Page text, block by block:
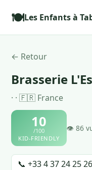
🍽️Les Enfants à
← Retour
Brasserie
· · 🇫🇷 France
10
/100
KID-FRIENDLY
👁 86
📞 +33 4 37 24 25 26